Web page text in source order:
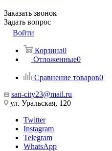
Заказать звонок
Задать вопрос
Войти
Корзина0
Отложенные0
Сравнение товаров0
san-city23@mail.ru
ул. Уральская, 120
Twitter
Instagram
Telegram
WhatsApp